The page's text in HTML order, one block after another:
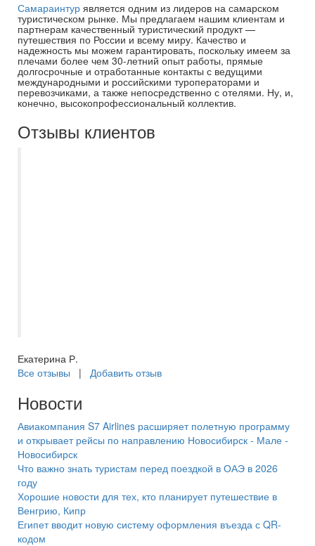
Самараинтур является одним из лидеров на самарском
туристическом рынке. Мы предлагаем нашим клиентам и
партнерам качественный туристический продукт —
путешествия по России и всему миру. Качество и
надежность мы можем гарантировать, поскольку имеем за
плечами более чем 30-летний опыт работы, прямые
долгосрочные и отработанные контакты с ведущими
международными и российскими туроператорами и
перевозчиками, а также непосредственно с отелями. Ну, и,
конечно, высокопрофессиональный коллектив.
Отзывы клиентов
Екатерина Р.
Все отзывы | Добавить отзыв
Новости
Авиакомпания S7 Airlines расширяет полетную программу
и открывает рейсы по направлению Новосибирск - Мале -
Новосибирск
Что важно знать туристам перед поездкой в ОАЭ в 2026
году
Хорошие новости для тех, кто планирует путешествие в
Венгрию, Кипр
Египет вводит новую систему оформления въезда с QR-
кодом